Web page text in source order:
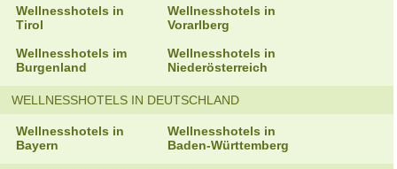
Wellnesshotels in
Tirol
Wellnesshotels in
Vorarlberg
Wellnesshotels im
Burgenland
Wellnesshotels in
Niederösterreich
WELLNESSHOTELS IN DEUTSCHLAND
Wellnesshotels in
Bayern
Wellnesshotels in
Baden-Württemberg